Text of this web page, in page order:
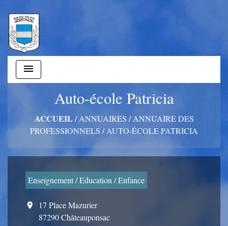
menu
Auto-école Patricia
ACCUEIL/ANNUAIRES/ANNUAIRE DES
PROFESSIONNELS /AUTO-ÉCOLE PATRICIA
Enseignement / Education / Enfance
location_on
17 Place Mazurier
87290 Châteauponsac